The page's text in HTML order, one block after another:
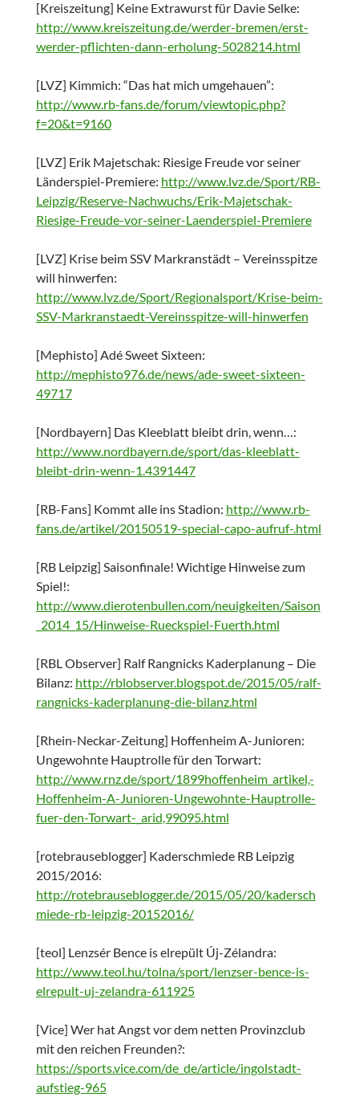
[Kreiszeitung] Keine Extrawurst für Davie Selke:
http://www.kreiszeitung.de/werder-bremen/erst-
werder-pflichten-dann-erholung-5028214.html
[LVZ] Kimmich: “Das hat mich umgehauen”:
http://www.rb-fans.de/forum/viewtopic.php?
f=20&t=9160
[LVZ] Erik Majetschak: Riesige Freude vor seiner
Länderspiel-Premiere: http://www.lvz.de/Sport/RB-
Leipzig/Reserve-Nachwuchs/Erik-Majetschak-
Riesige-Freude-vor-seiner-Laenderspiel-Premiere
[LVZ] Krise beim SSV Markranstädt – Vereinsspitze
will hinwerfen:
http://www.lvz.de/Sport/Regionalsport/Krise-beim-
SSV-Markranstaedt-Vereinsspitze-will-hinwerfen
[Mephisto] Adé Sweet Sixteen:
http://mephisto976.de/news/ade-sweet-sixteen-
49717
[Nordbayern] Das Kleeblatt bleibt drin, wenn…:
http://www.nordbayern.de/sport/das-kleeblatt-
bleibt-drin-wenn-1.4391447
[RB-Fans] Kommt alle ins Stadion: http://www.rb-
fans.de/artikel/20150519-special-capo-aufruf-.html
[RB Leipzig] Saisonfinale! Wichtige Hinweise zum
Spiel!:
http://www.dierotenbullen.com/neuigkeiten/Saison
_2014_15/Hinweise-Rueckspiel-Fuerth.html
[RBL Observer] Ralf Rangnicks Kaderplanung – Die
Bilanz: http://rblobserver.blogspot.de/2015/05/ralf-
rangnicks-kaderplanung-die-bilanz.html
[Rhein-Neckar-Zeitung] Hoffenheim A-Junioren:
Ungewohnte Hauptrolle für den Torwart:
http://www.rnz.de/sport/1899hoffenheim_artikel,-
Hoffenheim-A-Junioren-Ungewohnte-Hauptrolle-
fuer-den-Torwart-_arid,99095.html
[rotebrauseblogger] Kaderschmiede RB Leipzig
2015/2016:
http://rotebrauseblogger.de/2015/05/20/kadersch
miede-rb-leipzig-20152016/
[teol] Lenzsér Bence is elrepült Új-Zélandra:
http://www.teol.hu/tolna/sport/lenzser-bence-is-
elrepult-uj-zelandra-611925
[Vice] Wer hat Angst vor dem netten Provinzclub
mit den reichen Freunden?:
https://sports.vice.com/de_de/article/ingolstadt-
aufstieg-965